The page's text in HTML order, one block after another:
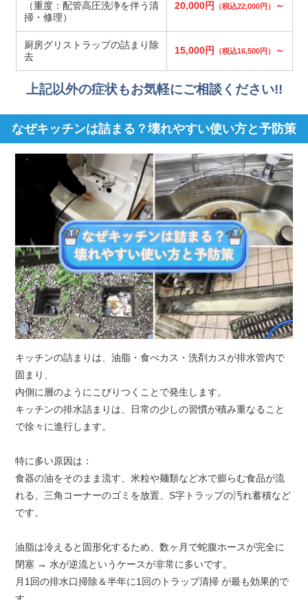
（重度：配管高圧洗浄を伴う清
掃・修理）
20,000円 （税込22,000円） ～
厨房グリストラップの詰まり除
去
15,000円 （税込16,500円） ～
上記以外の症状もお気軽にご相談ください!!
なぜキッチンは詰まる？壊れやすい使い方と予防策
キッチンの詰まりは、油脂・食べカス・洗剤カスが排水管内で
固まり、
内側に層のようにこびりつくことで発生します。
キッチンの排水詰まりは、日常の少しの習慣が積み重なること
で徐々に進行します。
特に多い原因は：
食器の油をそのまま流す、米粒や麺類など水で膨らむ食品が流
れる、三角コーナーのゴミを放置、S字トラップの汚れ蓄積など
です。
油脂は冷えると固形化するため、数ヶ月で蛇腹ホースが完全に
閉塞 → 水が逆流というケースが非常に多いです。
月1回の排水口掃除＆半年に1回のトラップ清掃 が最も効果的で